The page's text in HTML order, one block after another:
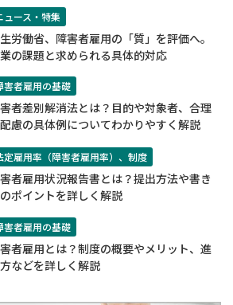
ュース・特集
労働省、障害者雇用の「質」を評価へ。
の課題と求められる具体的対応
害者雇用の基礎
者差別解消法とは？目的や対象者、合理
慮の具体例についてわかりやすく解説
定雇用率（障害者雇用率）、制度
者雇用状況報告書とは？提出方法や書き
ポイントを詳しく解説
害者雇用の基礎
者雇用とは？制度の概要やメリット、進
などを詳しく解説